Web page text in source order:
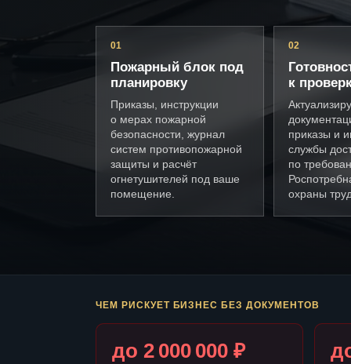
01
Пожарный блок под
планировку
Приказы, инструкции
о мерах пожарной
безопасности, журнал
систем противопожарной
защиты и расчёт
огнетушителей под ваше
помещение.
02
к
приказы и
службы
по
охраны
ЧЕМ РИСКУЕТ БИЗНЕС БЕЗ ДОКУМЕНТОВ
до 2 000 000 ₽